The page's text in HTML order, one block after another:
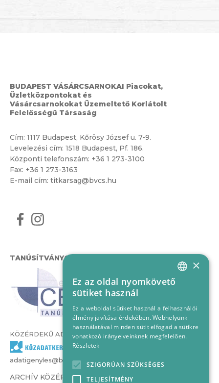
BUDAPEST VÁSÁRCSARNOKAI Piacokat,
Üzletközpontokat és
Vásárcsarnokokat Üzemeltető Korlátolt
Felelősségű Társaság
Cím: 1117 Budapest, Kőrösy József u. 7-9.
Levelezési cím: 1518 Budapest, Pf. 186.
Központi telefonszám: +36 1 273-3100
Fax: +36 1 273-3163
E-mail cím: titkarsag@bvcs.hu
TANÚSÍTVÁNYOK
KÖZÉRDEKŰ ADATOK
adatigenyles@bvcs.hu
ARCHÍV KÖZÉRDEKŰ ADATOK –
HUNGARIAN
×
Ez az oldal nyomkövető
sütiket használ
Ez a weboldal sütiket használ a felhasználói
élmény javítása érdekében. Webhelyünk
használatával minden sütit elfogad a sütikre
vonatkozó irányelveinknek megfelelően.
Részletek
SZIGORÚAN SZÜKSÉGES
TELJESÍTMÉNY